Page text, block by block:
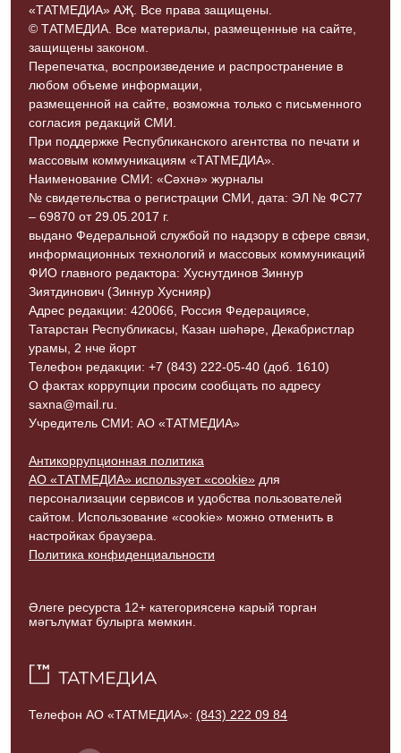
«ТАТМЕДИА» АҖ. Все права защищены.
© ТАТМЕДИА. Все материалы, размещенные на сайте,
защищены законом.
Перепечатка, воспроизведение и распространение в
любом объеме информации,
размещенной на сайте, возможна только с письменного
согласия редакций СМИ.
При поддержке Республиканского агентства по печати и
массовым коммуникациям «ТАТМЕДИА».
Наименование СМИ: «Сәхнә» журналы
№ свидетельства о регистрации СМИ, дата: ЭЛ № ФС77
– 69870 от 29.05.2017 г.
выдано Федеральной службой по надзору в сфере связи,
информационных технологий и массовых коммуникаций
ФИО главного редактора: Хуснутдинов Зиннур
Зиятдинович (Зиннур Хуснияр)
Адрес редакции: 420066, Россия Федерациясе,
Татарстан Республикасы, Казан шәһәре, Декабристлар
урамы, 2 нче йорт
Телефон редакции: +7 (843) 222-05-40 (доб. 1610)
О фактах коррупции просим сообщать по адресу
saxna@mail.ru.
Учредитель СМИ: АО «ТАТМЕДИА»
Антикоррупционная политика
АО «ТАТМЕДИА» использует «cookie» для
персонализации сервисов и удобства пользователей
сайтом. Использование «cookie» можно отменить в
настройках браузера.
Политика конфиденциальности
Әлеге ресурста 12+ категориясенә карый торган
мәгълүмат булырга мөмкин.
Телефон АО «ТАТМЕДИА»: (843) 222 09 84